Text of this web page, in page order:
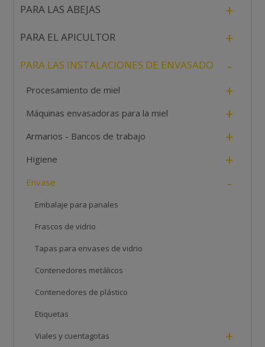
PARA LAS ABEJAS +
PARA EL APICULTOR +
PARA LAS INSTALACIONES DE ENVASADO -
Procesamiento de miel +
Máquinas envasadoras para la miel +
Armarios - Bancos de trabajo +
Higiene +
Envase -
Embalaje para panales
Frascos de vidrio
Tapas para envases de vidrio
Contenedores metálicos
Contenedores de plástico
Etiquetas
Viales y cuentagotas +